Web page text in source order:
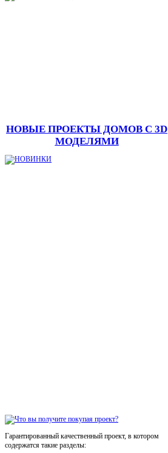
НОВЫЕ ПРОЕКТЫ ДОМОВ С 3D
МОДЕЛЯМИ
Гарантированный качественный проект, в котором
содержатся такие разделы: